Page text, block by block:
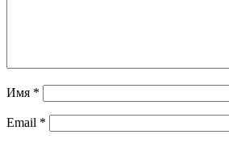
Имя *
Email *